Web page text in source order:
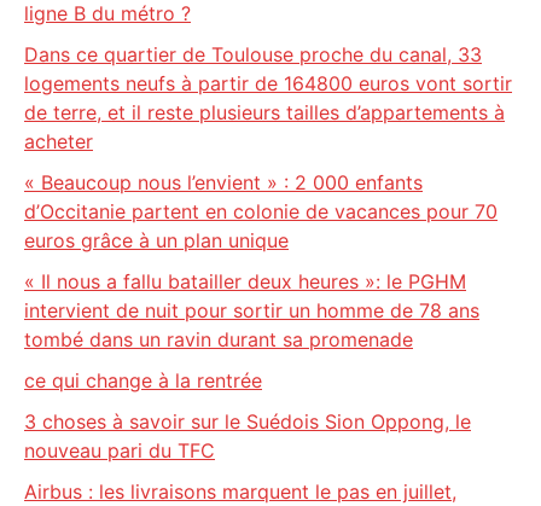
ligne B du métro ?
Dans ce quartier de Toulouse proche du canal, 33
logements neufs à partir de 164800 euros vont sortir
de terre, et il reste plusieurs tailles d’appartements à
acheter
« Beaucoup nous l’envient » : 2 000 enfants
d’Occitanie partent en colonie de vacances pour 70
euros grâce à un plan unique
« Il nous a fallu batailler deux heures »: le PGHM
intervient de nuit pour sortir un homme de 78 ans
tombé dans un ravin durant sa promenade
ce qui change à la rentrée
3 choses à savoir sur le Suédois Sion Oppong, le
nouveau pari du TFC
Airbus : les livraisons marquent le pas en juillet,